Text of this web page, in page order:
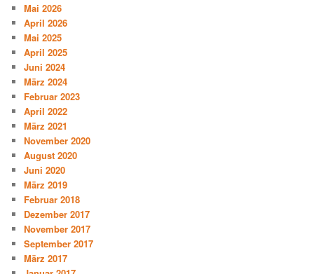
Mai 2026
April 2026
Mai 2025
April 2025
Juni 2024
März 2024
Februar 2023
April 2022
März 2021
November 2020
August 2020
Juni 2020
März 2019
Februar 2018
Dezember 2017
November 2017
September 2017
März 2017